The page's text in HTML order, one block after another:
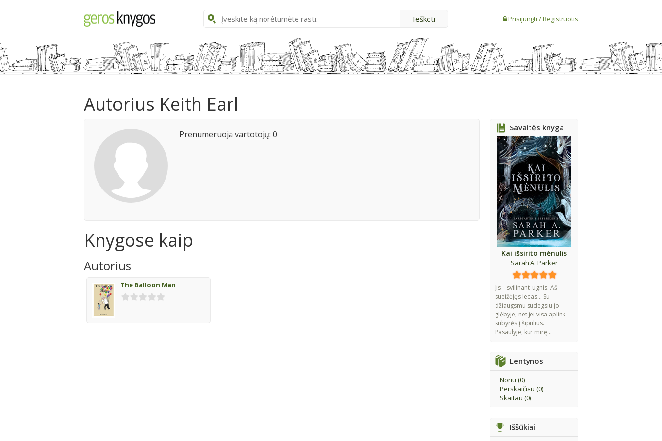
Prisijungti /Registruotis
Savaitės knyga
Kai išsirito mėnulis
Sarah A. Parker
Jis – svilinanti ugnis. Aš –
sueižėjęs ledas... Su
džiaugsmu sudegsiu jo
glėbyje, net jei visa aplink
subyrės į šipulius.
Pasaulyje, kur mirę...
Lentynos
Noriu (0)
Perskaičiau (0)
Skaitau (0)
Iššūkiai
Autorius Keith Earl
Prenumeruoja vartotojų: 0
Knygose kaip
Autorius
The Balloon Man